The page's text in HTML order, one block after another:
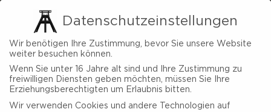
Datenschutzeinstellungen
Wir benötigen Ihre Zustimmung, bevor Sie unsere Website
weiter besuchen können.
Wenn Sie unter 16 Jahre alt sind und Ihre Zustimmung zu
freiwilligen Diensten geben möchten, müssen Sie Ihre
Erziehungsberechtigten um Erlaubnis bitten.
Wir verwenden Cookies und andere Technologien auf